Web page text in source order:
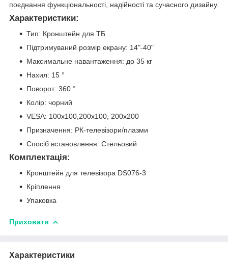
поєднання функціональності, надійності та сучасного дизайну.
Характеристики:
Тип: Кронштейн для ТБ
Підтримуваний розмір екрану: 14"-40"
Максимальне навантаження: до 35 кг
Нахил: 15 °
Поворот: 360 °
Колір: чорний
VESA: 100x100,200x100, 200x200
Призначення: РК-телевізори/плазми
Спосіб встановлення: Стельовий
Комплектація:
Кронштейн для телевізора DS076-3
Кріплення
Упаковка
Приховати
Характеристики